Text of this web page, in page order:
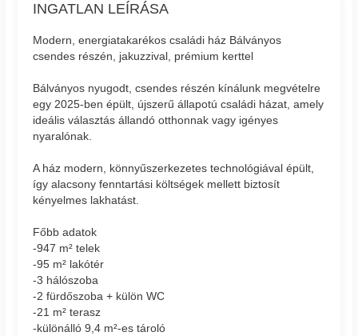
INGATLAN LEÍRÁSA
Modern, energiatakarékos családi ház Bálványos
csendes részén, jakuzzival, prémium kerttel
Bálványos nyugodt, csendes részén kínálunk megvételre
egy 2025-ben épült, újszerű állapotú családi házat, amely
ideális választás állandó otthonnak vagy igényes
nyaralónak.
A ház modern, könnyűszerkezetes technológiával épült,
így alacsony fenntartási költségek mellett biztosít
kényelmes lakhatást.
Főbb adatok
-947 m² telek
-95 m² lakótér
-3 hálószoba
-2 fürdőszoba + külön WC
-21 m² terasz
-különálló 9,4 m²-es tároló